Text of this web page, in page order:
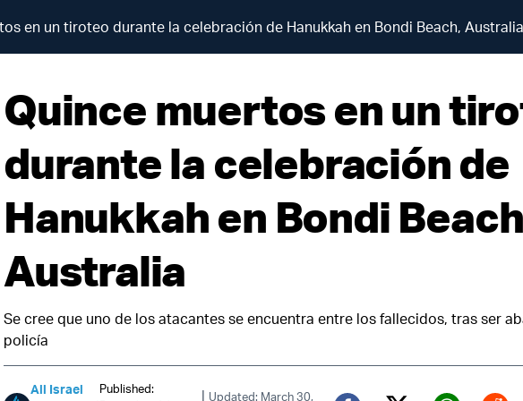
en un tiroteo durante la celebración de Hanukkah en Bondi Beach, Australia
Quince muertos en un
durante la celebración de
Hanukkah en Bondi
Australia
Se cree que uno de los atacantes se encuentra entre los fallecidos, tras ser
policía
All Israel
Published:
| Updated: March 30,